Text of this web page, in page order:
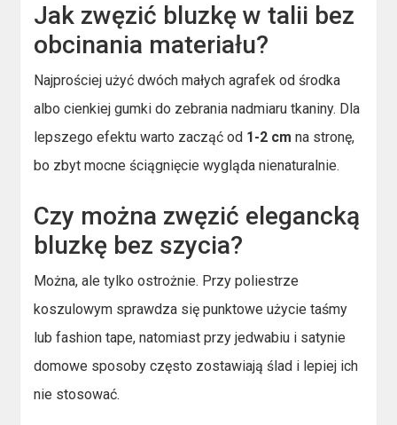
Jak zwęzić bluzkę w talii bez
obcinania materiału?
Najprościej użyć dwóch małych agrafek od środka
albo cienkiej gumki do zebrania nadmiaru tkaniny. Dla
lepszego efektu warto zacząć od 1-2 cm na stronę,
bo zbyt mocne ściągnięcie wygląda nienaturalnie.
Czy można zwęzić elegancką
bluzkę bez szycia?
Można, ale tylko ostrożnie. Przy poliestrze
koszulowym sprawdza się punktowe użycie taśmy
lub fashion tape, natomiast przy jedwabiu i satynie
domowe sposoby często zostawiają ślad i lepiej ich
nie stosować.